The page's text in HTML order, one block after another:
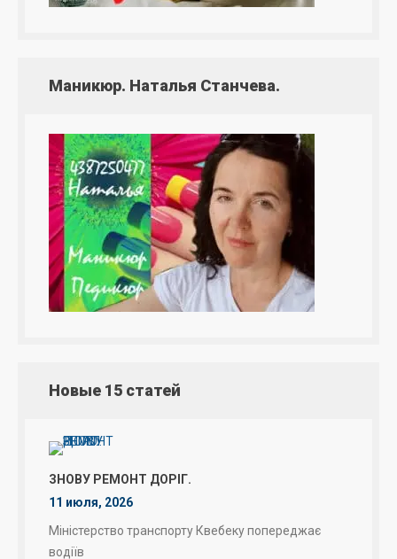
Маникюр. Наталья Станчева.
Новые 15 статей
ЗНОВУ РЕМОНТ ДОРІГ.
11 июля, 2026
Міністерство транспорту Квебеку попереджає
водіїв